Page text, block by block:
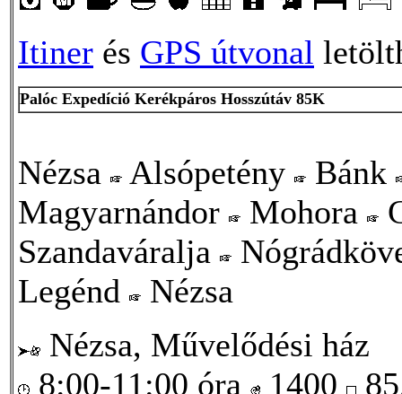
Itiner és GPS útvonal
Palóc Expedíció Kerékpáros Hosszútáv 85K
Nézsa Alsópetény
Bánk
Magyarnándor
Mohora
Szandaváralja
Legénd
Nézsa
Nézsa, Művelődési ház
8:00-11:00 óra
1400